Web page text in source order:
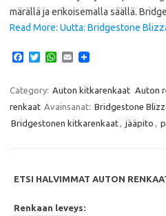
märällä ja erikoisemalla säällä.
Read More: Uutta: Bridgestone
e
b
o
o
T
t
e
r
W
t
s
A
p
E
i
Category: Auton kitkarenkaat Auton
renkaat Avainsanat: Bridgestone
Bridgestonen kitkarenkaat
jääpito
ETSI HALVIMMAT AUTON
Renkaan leveys: